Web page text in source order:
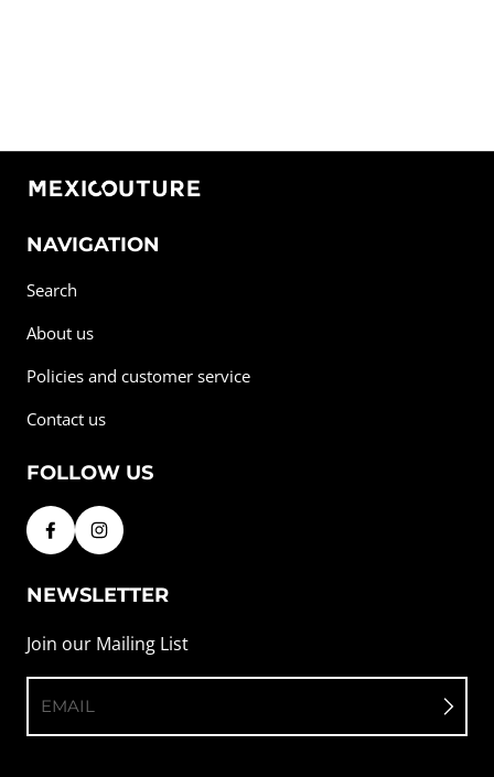
NAVIGATION
Search
About us
Policies and customer service
Contact us
FOLLOW US
NEWSLETTER
Join our Mailing List
EMAIL